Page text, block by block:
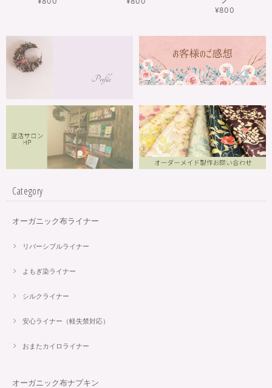
¥800
Category
オーガニック布ライナー
リバーシブルライナー
よもぎ染ライナー
シルクライナー
安心ライナー（軽失禁対応）
おまたカイロライナー
オーガニック布ナプキン